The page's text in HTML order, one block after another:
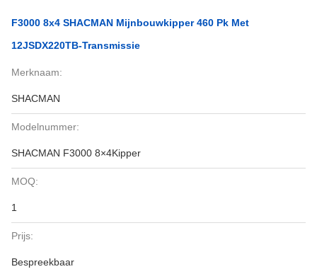
F3000 8x4 SHACMAN Mijnbouwkipper 460 Pk Met
12JSDX220TB-Transmissie
Merknaam:
SHACMAN
Modelnummer:
SHACMAN F3000 8×4Kipper
MOQ:
1
Prijs:
Bespreekbaar